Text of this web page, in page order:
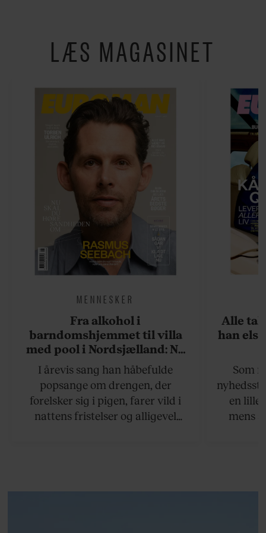
LÆS MAGASINET
MENNESKER
Fra alkohol i
barndomshjemmet til villa
med pool i Nordsjælland: Nu
skal du høre sandheden om
Rasmus Seebach
I årevis sang han håbefulde
popsange om drengen, der
forelsker sig i pigen, farer vild i
nattens fristelser og alligevel
Alle
han
Som
en lille
mens